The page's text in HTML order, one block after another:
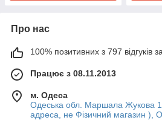
Про нас
100% позитивних з 797 відгуків
Працює з 08.11.2013
м. Одеса
Одеська обл. Маршала Жукова
адреса, не Фізичний магазин ),